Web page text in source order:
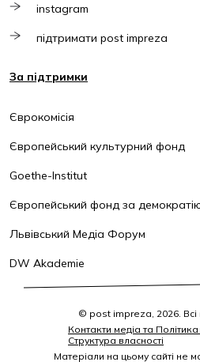
instagram
підтримати post impreza
За підтримки
Єврокомісія
Європейський культурний фонд
Goethe-Institut
Європейський фонд за
Львівський Медіа Форум
DW Akademie
© post impreza, 2026. Всі
Контакти медіа та
Структура власності
Матеріали на цьому сайті не